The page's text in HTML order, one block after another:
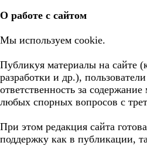
О работе с сайтом
Мы используем cookie.
Публикуя материалы на сайте
разработки и др.),
ответственность за
любых спорных вопросов с
При этом редакция сайта
поддержку как в публикации,